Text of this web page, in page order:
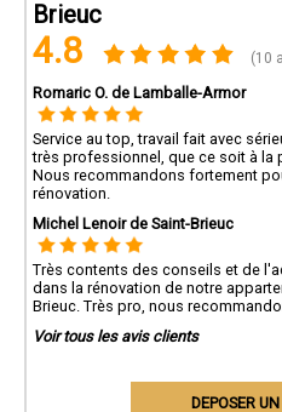
Brieuc
4.8 (10
Romaric O. de Lamballe-Armor
Service au top, travail fait avec
très professionnel, que ce soit à la
Nous recommandons fortement
rénovation.
Michel Lenoir de Saint-Brieuc
Très contents des conseils et de
dans la rénovation de notre
Brieuc. Très pro, nous
Voir tous les avis clients
DEPOSER